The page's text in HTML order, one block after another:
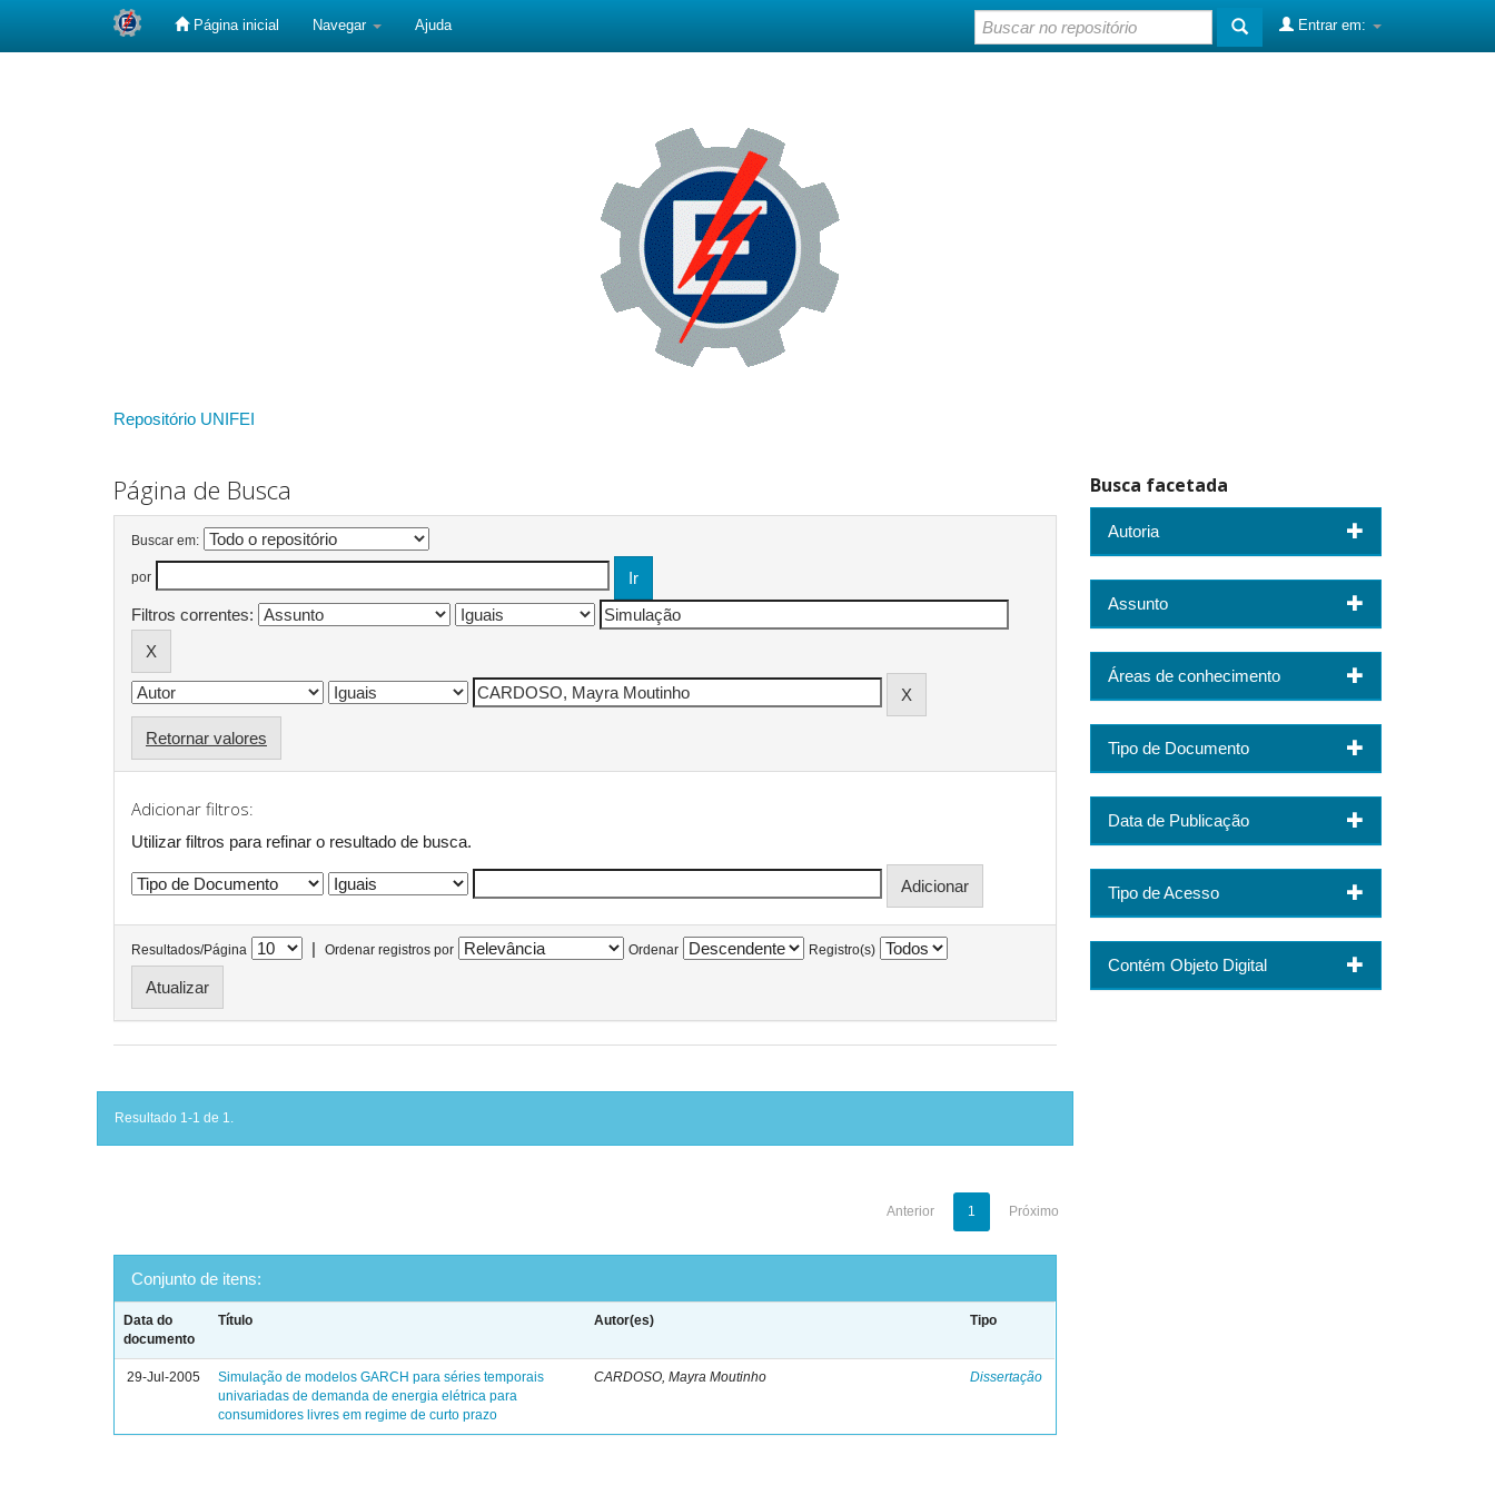
Página inicial Navegar Ajuda Entrar em:
Repositório UNIFEI
Página de Busca
Buscar em:
por
Filtros correntes:
Retornar valores
Adicionar filtros:
Utilizar filtros para refinar o resultado de busca.
Resultados/Página | Ordenar registros por Ordenar Registro(s)
Resultado 1-1 de 1.
Anterior 1 Próximo
Conjunto de itens:
Data do
documento
Título Autor(es) Tipo
29-Jul-2005
Simulação de modelos GARCH para séries temporais
univariadas de demanda de energia elétrica para
consumidores livres em regime de curto prazo
CARDOSO, Mayra Moutinho Dissertação
Busca facetada
Autoria
Assunto
Áreas de conhecimento
Tipo de Documento
Data de Publicação
Tipo de Acesso
Contém Objeto Digital